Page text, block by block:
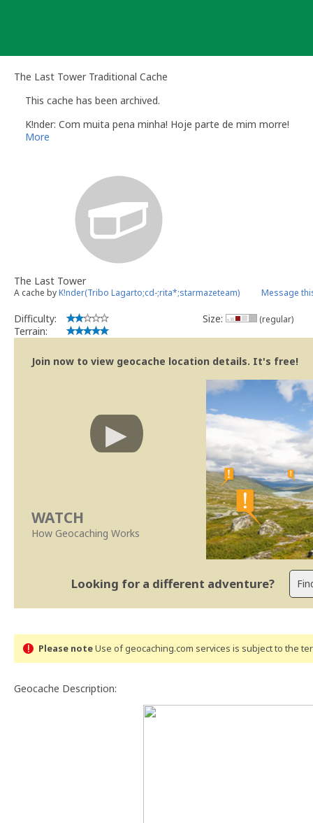
The Last Tower Traditional Cache
This cache has been archived.
K!nder: Com muita pena minha! Hoje parte de mim morre!
More
The Last Tower
A cache byK!nder(Tribo Lagarto;cd-;rita*;starmazeteam) Message
Difficulty:
Terrain:
Size: (regular)
Join now to view geocache location details. It's free!
WATCH
How Geocaching Works
Looking for a different adventure?
Please noteUse of geocaching.com services is subject to the
Geocache Description: